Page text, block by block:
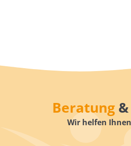
Beratung
Wir helfen